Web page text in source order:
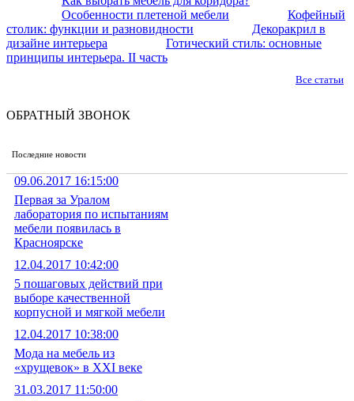
Особенности плетеной мебели
Кофейный
столик: функции и разновидности
Декоракрил в
дизайне интерьера
Готический стиль: основные
принципы интерьера. II часть
Все статьи
ОБРАТНЫЙ ЗВОНОК
Последние новости
09.06.2017 16:15:00
Первая за Уралом
лаборатория по испытаниям
мебели появилась в
Красноярске
12.04.2017 10:42:00
5 пошаговых действий при
выборе качественной
корпусной и мягкой мебели
12.04.2017 10:38:00
Мода на мебель из
«хрущевок» в XXI веке
31.03.2017 11:50:00